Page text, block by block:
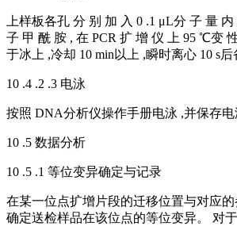
上样板各孔 分 别 加 入 0 .1 μL分 子 量
子 甲 酰 胺 , 在 PCR 扩 增 仪 上 95 ℃变
于冰上 ,冷却 10 min以上 ,瞬时离心 10 s后
10 .4 .2 .3 电泳
按照 DNA分析仪操作手册电泳 ,并保存电
10 .5 数据分析
10 .5 .1 等位变异确定与记录
在某一位点扩增片段的迁移位置与对应
确定送检样品在该位点的等位变异。 对于